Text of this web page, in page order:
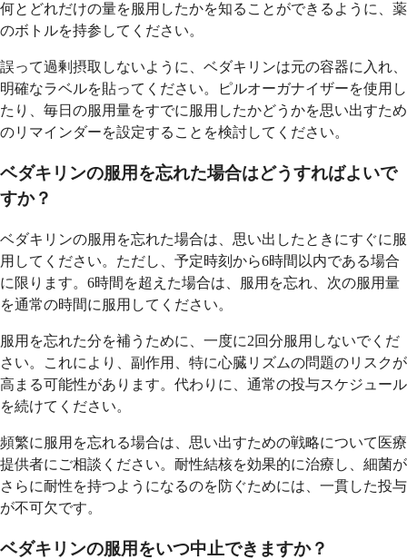
何とどれだけの量を服用したかを知ることができるように、薬
のボトルを持参してください。
誤って過剰摂取しないように、ベダキリンは元の容器に入れ、
明確なラベルを貼ってください。ピルオーガナイザーを使用し
たり、毎日の服用量をすでに服用したかどうかを思い出すため
のリマインダーを設定することを検討してください。
ベダキリンの服用を忘れた場合はどうすればよいで
すか？
ベダキリンの服用を忘れた場合は、思い出したときにすぐに服
用してください。ただし、予定時刻から6時間以内である場合
に限ります。6時間を超えた場合は、服用を忘れ、次の服用量
を通常の時間に服用してください。
服用を忘れた分を補うために、一度に2回分服用しないでくだ
さい。これにより、副作用、特に心臓リズムの問題のリスクが
高まる可能性があります。代わりに、通常の投与スケジュール
を続けてください。
頻繁に服用を忘れる場合は、思い出すための戦略について医療
提供者にご相談ください。耐性結核を効果的に治療し、細菌が
さらに耐性を持つようになるのを防ぐためには、一貫した投与
が不可欠です。
ベダキリンの服用をいつ中止できますか？